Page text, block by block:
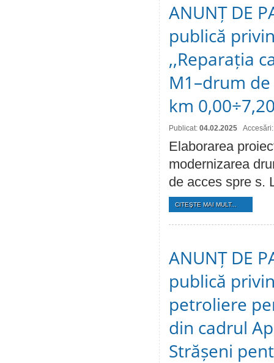
ANUNȚ DE
publică
,,Reparația
M1–drum de
km
Publicat: 04.02.2025
Elaborarea
modernizarea
de acces spre s.
CITEŞTE MAI MULT...
ANUNȚ DE
publică
реtroliere
din саdrul
Strășeni